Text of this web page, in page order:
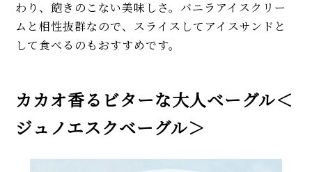
わり、飽きのこない美味しさ。バニラアイスクリー
ムと相性抜群なので、スライスしてアイスサンドと
して食べるのもおすすめです。
カカオ香るビターな大人ベーグル＜
ジュノエスクベーグル＞